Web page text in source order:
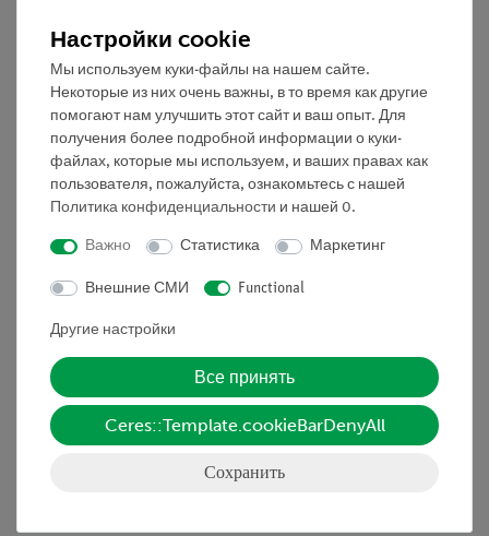
Принцип
Демонстрируется, что полупроводниковый диод
проводит электрический ток только в одном
направлении.
Преимущества
а • Понятная и быстрая настройка - нет
модульными блоками
• Безопасность контактов соединения модульных
блоков благодаря пазл-системе
• Нержавеющие позолоченные контакты
Настройки cookie
Мы используем куки-файлы на нашем сайте.
Некоторые из них очень важны, в то время как другие
помогают нам улучшить этот сайт и ваш опыт. Для
получения более подробной информации о куки-
файлах, которые мы используем, и ваших правах как
пользователя, пожалуйста, ознакомьтесь с нашей
Политика конфиденциальности и нашей 0.
Важно Статистика Маркетинг
Внешние СМИ Functional
Другие настройки
Все принять
Ceres::Template.cookieBarDenyAll
Сохранить